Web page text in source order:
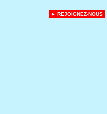
► REJOIGNEZ-NOUS